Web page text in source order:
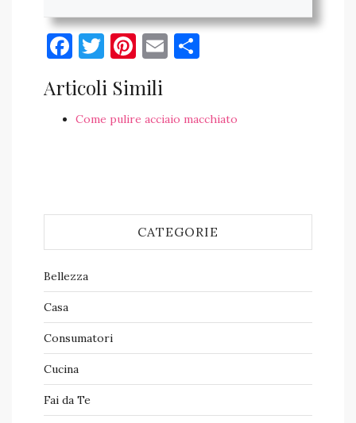
Facebook
Twitter
Pinterest
Email
Articoli Simili
Come pulire acciaio macchiato
CATEGORIE
Bellezza
Casa
Consumatori
Cucina
Fai da Te